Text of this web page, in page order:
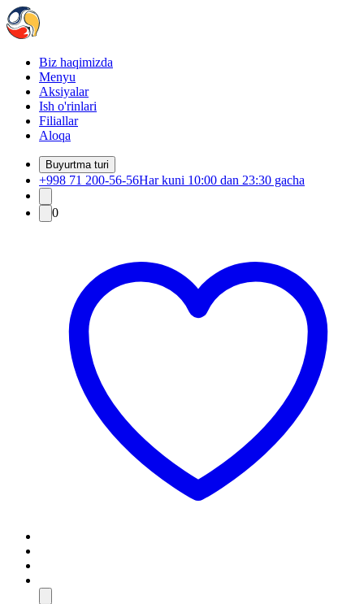
Biz haqimizda
Menyu
Aksiyalar
Ish o'rinlari
Filiallar
Aloqa
Buyurtma turi
+998 71 200-56-56Har kuni 10:00 dan 23:30 gacha
0